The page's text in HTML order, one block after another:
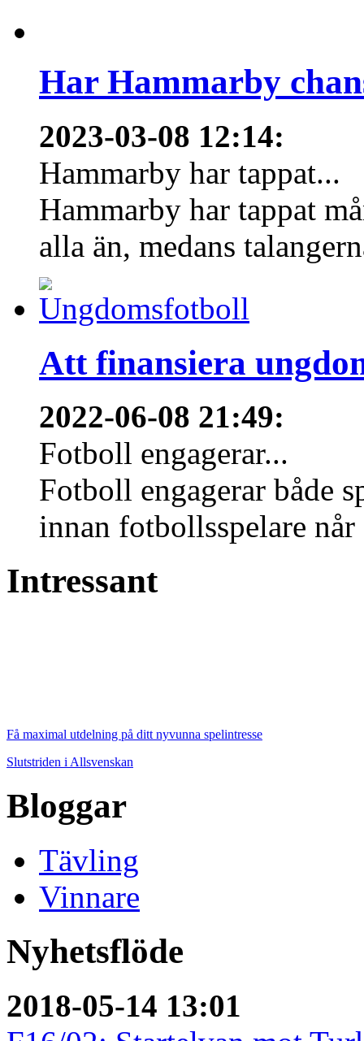
Har Hammarby
2023-03-08 12:14:
Hammarby har tappat...
Hammarby har tappat
alla än, medans
Att finansiera
2022-06-08 21:49:
Fotboll engagerar...
Fotboll engagerar både
innan fotbollsspelare
Intressant
Få maximal utdelning på ditt nyvunna spelintresse
Slutstriden i Allsvenskan
Bloggar
Tävling
Vinnare
Nyhetsflöde
2018-05-14 13:01